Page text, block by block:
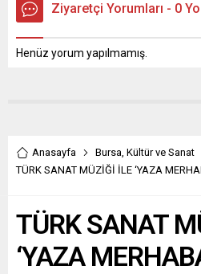
Ziyaretçi Yorumları - 0
Henüz yorum yapılmamış.
Anasayfa Bursa, Kültür ve Sanat
TÜRK SANAT MÜZİĞİ İLE ‘YAZA
TÜRK SANAT
‘YAZA